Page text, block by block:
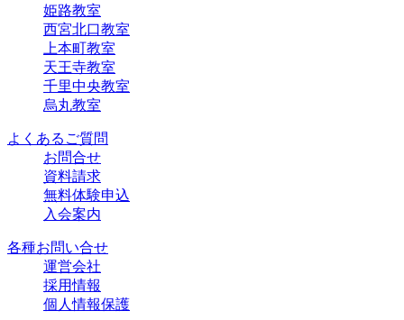
姫路教室
西宮北口教室
上本町教室
天王寺教室
千里中央教室
烏丸教室
よくあるご質問
お問合せ
資料請求
無料体験申込
入会案内
各種お問い合せ
運営会社
採用情報
個人情報保護